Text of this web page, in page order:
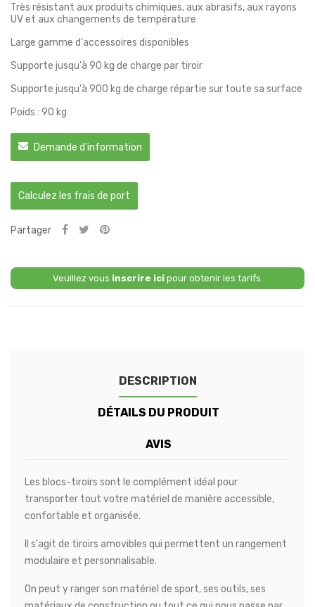
Très résistant aux produits chimiques, aux abrasifs, aux rayons
UV et aux changements de température
Large gamme d'accessoires disponibles
Supporte jusqu'à 90 kg de charge par tiroir
Supporte jusqu'à 900 kg de charge répartie sur toute sa surface
Poids : 90 kg
Demande d'information
Calculez les frais de port
Partager
Veuillez vous inscrire icipour obtenir les tarifs.
DESCRIPTION
DÉTAILS DU PRODUIT
AVIS
Les blocs-tiroirs sont le complément idéal pour
transporter tout votre matériel de manière accessible,
confortable et organisée.
Il s'agit de tiroirs amovibles qui permettent un rangement
modulaire et personnalisable.
On peut y ranger son matériel de sport, ses outils, ses